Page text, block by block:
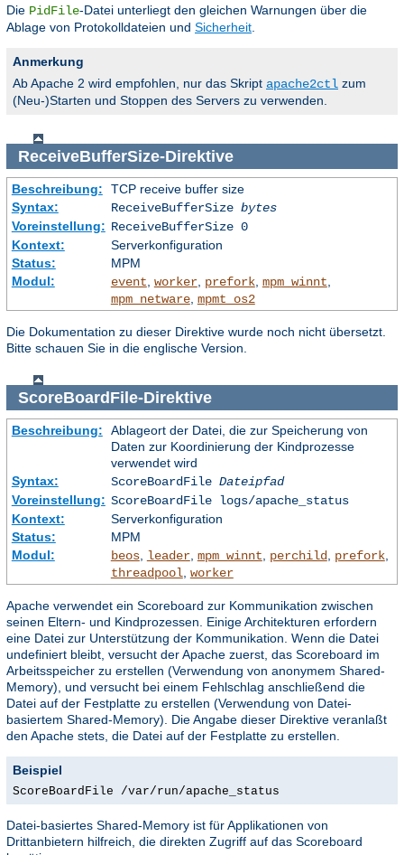
Die PidFile-Datei unterliegt den gleichen Warnungen über die
Ablage von Protokolldateien und Sicherheit
Anmerkung
Ab Apache 2 wird empfohlen, nur das Skript apache2ctl zum
(Neu-)Starten und Stoppen des Servers zu verwenden.
ReceiveBufferSize-Direktive
Beschreibung:
TCP receive buffer size
Syntax:
ReceiveBufferSize bytes
Voreinstellung: ReceiveBufferSize 0
Kontext:
Serverkonfiguration
Status:
MPM
Modul:
event worker, prefork, mpm_winnt
mpm_netware, mpmt_os2
Die Dokumentation zu dieser Direktive wurde noch nicht übersetzt.
Bitte schauen Sie in die englische Version.
ScoreBoardFile-Direktive
Beschreibung:
Ablageort der Datei, die zur Speicherung von
Daten zur Koordinierung der Kindprozesse
verwendet wird
Syntax:
ScoreBoardFile Dateipfad
Voreinstellung: ScoreBoardFile logs/apache_status
Kontext:
Serverkonfiguration
Status:
MPM
Modul:
beos, leader, mpm_winnt, perchild, prefork,
threadpool, worker
Apache verwendet ein Scoreboard zur Kommunikation zwischen
seinen Eltern- und Kindprozessen. Einige Architekturen erfordern
eine Datei zur Unterstützung der Kommunikation. Wenn die Datei
undefiniert bleibt, versucht der Apache zuerst, das Scoreboard im
Arbeitsspeicher zu erstellen (Verwendung von anonymem Shared-
Memory), und versucht bei einem Fehlschlag anschließend die
Datei auf der Festplatte zu erstellen (Verwendung von Datei-
basiertem Shared-Memory). Die Angabe dieser Direktive veranlaßt
den Apache stets, die Datei auf der Festplatte zu erstellen.
Beispiel
ScoreBoardFile /var/run/apache_status
Datei-basiertes Shared-Memory ist für Applikationen von
Drittanbietern hilfreich, die direkten Zugriff auf das Scoreboard